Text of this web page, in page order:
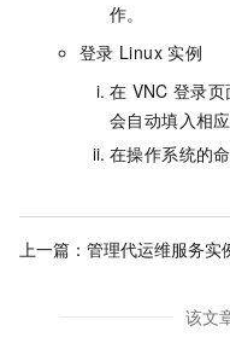
作。
登录 Linux 实例
在 VNC 登录
会自动填入相
在操作系统的
上一篇： 管理代运维服务实
该文